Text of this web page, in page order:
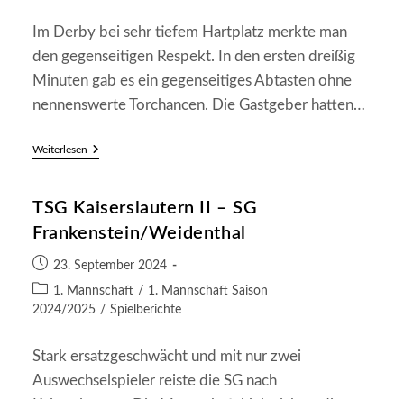
Im Derby bei sehr tiefem Hartplatz merkte man
den gegenseitigen Respekt. In den ersten dreißig
Minuten gab es ein gegenseitiges Abtasten ohne
nennenswerte Torchancen. Die Gastgeber hatten…
WeiterlesenSG
Hochspeyer
(0:0)
TSG Kaiserslautern II – SG
Frankenstein/Weidenthal
Beitrag
veröffentlicht:
23. September 2024
Beitrags-
Kategorie:
1. Mannschaft / 1. Mannschaft Saison
2024/2025 / Spielberichte
Stark ersatzgeschwächt und mit nur zwei
Auswechselspieler reiste die SG nach